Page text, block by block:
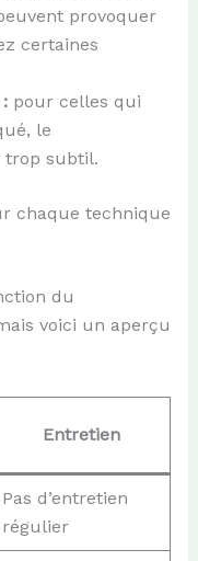
provoquer
certaines
pour celles qui
le
trop subtil.
chaque technique
du
voici un aperçu
Entretien
Pas d’entretien
régulier